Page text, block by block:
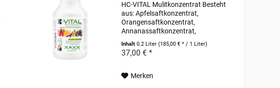
HC-VITAL Mulitkonzentrat Besteht
aus: Apfelsaftkonzentrat,
Orangensaftkonzentrat,
Annanassaftkonzentrat,
Topinambur- saftkonzentrat,
Tomatensaftkonzentrat,
Aroniasaftkonzentrat, Rote
schwarzes...
Inhalt0.2 Liter(185,00 € * / 1 Liter)
37,00 € *
Merken